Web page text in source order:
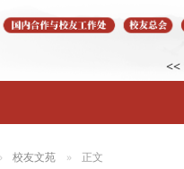
<<
校友文苑 正文